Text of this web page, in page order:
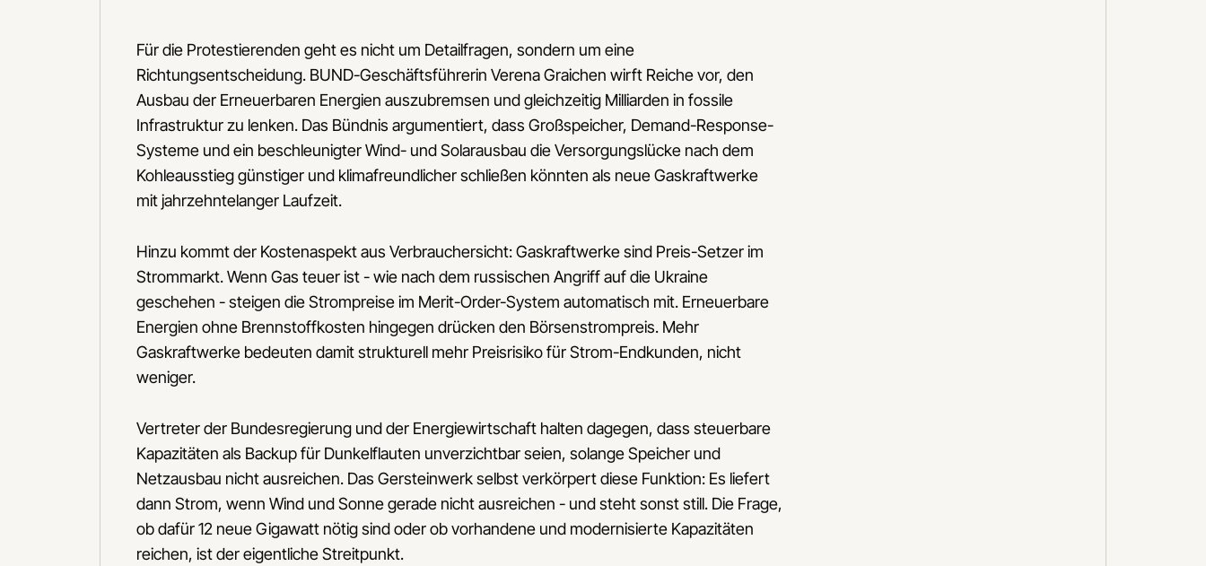
Für die Protestierenden geht es nicht um Detailfragen, sondern um eine
Richtungsentscheidung. BUND-Geschäftsführerin Verena Graichen wirft Reiche vor, den
Ausbau der Erneuerbaren Energien auszubremsen und gleichzeitig Milliarden in fossile
Infrastruktur zu lenken. Das Bündnis argumentiert, dass Großspeicher, Demand-Response-
Systeme und ein beschleunigter Wind- und Solarausbau die Versorgungslücke nach dem
Kohleausstieg günstiger und klimafreundlicher schließen könnten als neue Gaskraftwerke
mit jahrzehntelanger Laufzeit.
Hinzu kommt der Kostenaspekt aus Verbrauchersicht: Gaskraftwerke sind Preis-Setzer im
Strommarkt. Wenn Gas teuer ist - wie nach dem russischen Angriff auf die Ukraine
geschehen - steigen die Strompreise im Merit-Order-System automatisch mit. Erneuerbare
Energien ohne Brennstoffkosten hingegen drücken den Börsenstrompreis. Mehr
Gaskraftwerke bedeuten damit strukturell mehr Preisrisiko für Strom-Endkunden, nicht
weniger.
Vertreter der Bundesregierung und der Energiewirtschaft halten dagegen, dass steuerbare
Kapazitäten als Backup für Dunkelflauten unverzichtbar seien, solange Speicher und
Netzausbau nicht ausreichen. Das Gersteinwerk selbst verkörpert diese Funktion: Es liefert
dann Strom, wenn Wind und Sonne gerade nicht ausreichen - und steht sonst still. Die Frage,
ob dafür 12 neue Gigawatt nötig sind oder ob vorhandene und modernisierte Kapazitäten
reichen, ist der eigentliche Streitpunkt.